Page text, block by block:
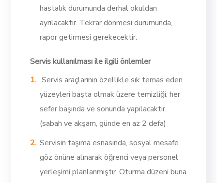
hastalık durumunda derhal okuldan
ayrılacaktır. Tekrar dönmesi durumunda,
rapor getirmesi gerekecektir.
Servis kullanılması ile ilgili önlemler
Servis araçlarının özellikle sık temas eden
yüzeyleri başta olmak üzere temizliği, her
sefer başında ve sonunda yapılacaktır.
(sabah ve akşam, günde en az 2 defa)
Servisin taşıma esnasında, sosyal mesafe
göz önüne alınarak öğrenci veya personel
yerleşimi planlanmıştır. Oturma düzeni buna